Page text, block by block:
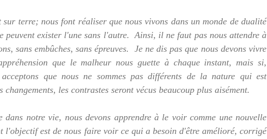
sur terre; nous font réaliser que nous vivons dans un monde de dualité
peuvent exister l'une sans l'autre.  Ainsi, il ne faut pas nous attendre à
sans embûches, sans épreuves.  Je ne dis pas que nous devons vivre
que le malheur nous guette à chaque instant, mais si,
que nous ne sommes pas différents de la nature qui est
changements, les contrastes seront vécus beaucoup plus aisément.
notre vie, nous devons apprendre à le voir comme une nouvelle
l'objectif est de nous faire voir ce qui a besoin d'être amélioré, corrigé